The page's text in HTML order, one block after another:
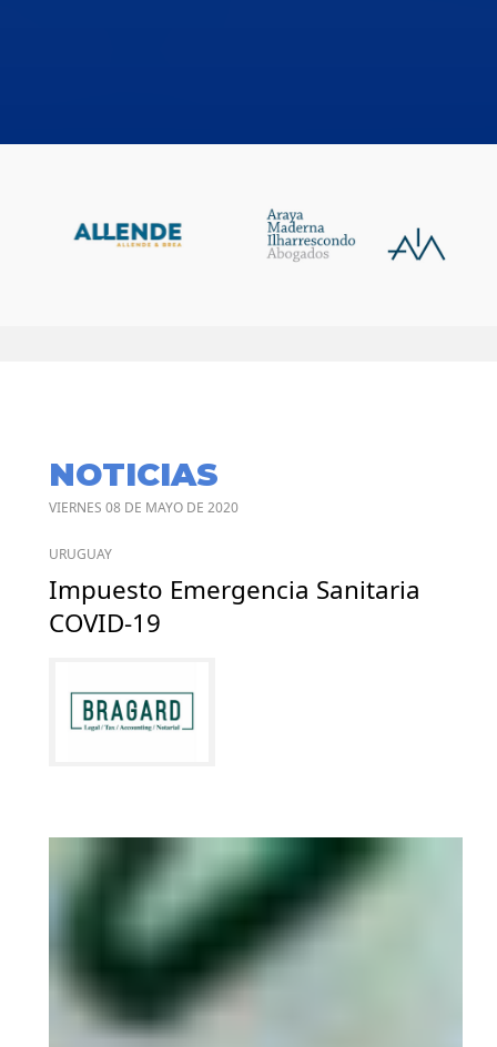
NOTICIAS
VIERNES 08 DE MAYO DE 2020
URUGUAY
Impuesto Emergencia Sanitaria
COVID-19